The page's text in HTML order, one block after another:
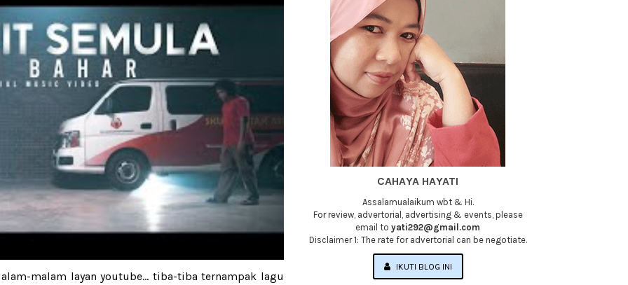
malam layan youtube... tiba-tiba ternampak lagu
CAHAYA HAYATI
Assalamualaikum wbt & Hi.
For review, advertorial, advertising & events, please
email toyati292@gmail.com
Disclaimer 1: The rate for advertorial can be negotiate.
IKUTI BLOG INI